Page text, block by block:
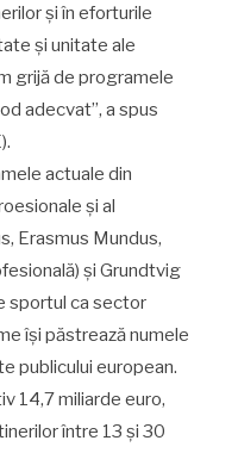
şi în eforturile
şi unitate ale
grijă de programele
adecvat”, a spus
actuale din
şi al
Erasmus Mundus,
şi Grundtvig
sportul ca sector
îşi păstrează numele
publicului european.
14,7 miliarde euro,
între 13 şi 30